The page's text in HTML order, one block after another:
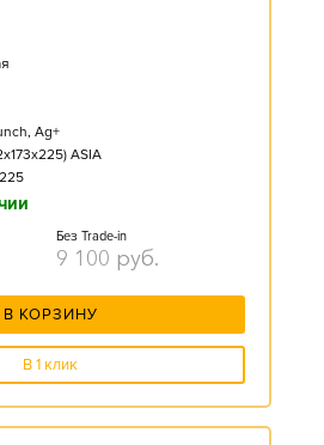
Ag+
ASIA
Без Trade-in
9 100 руб.
В КОРЗИНУ
В 1 клик